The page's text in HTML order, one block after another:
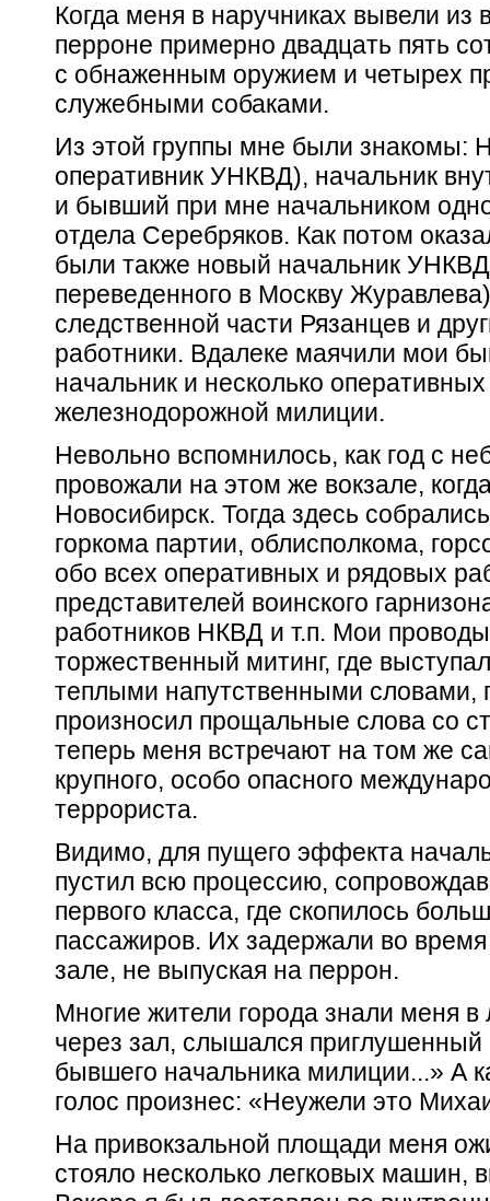
Когда меня в наручниках вывели из
перроне примерно двадцать пять
с обнаженным оружием и четырех
служебными собаками.
Из этой группы мне были знакомы:
оперативник УНКВД), начальник
и бывший при мне начальником
отдела Серебряков. Как потом
были также новый начальник
переведенного в Москву
следственной части Рязанцев и
работники. Вдалеке маячили мои
начальник и несколько
железнодорожной милиции.
Невольно вспомнилось, как год с
провожали на этом же вокзале,
Новосибирск. Тогда здесь
горкома партии, облисполкома,
обо всех оперативных и рядовых
представителей воинского
работников НКВД и т.п. Мои
торжественный митинг, где
теплыми напутственными словами,
произносил прощальные слова со
теперь меня встречают на том же
крупного, особо опасного
террориста.
Видимо, для пущего эффекта
пустил всю процессию,
первого класса, где скопилось
пассажиров. Их задержали во
зале, не выпуская на перрон.
Многие жители города знали меня в
через зал, слышался приглушенный
бывшего начальника милиции...» А
голос произнес: «Неужели это
На привокзальной площади меня
стояло несколько легковых машин,